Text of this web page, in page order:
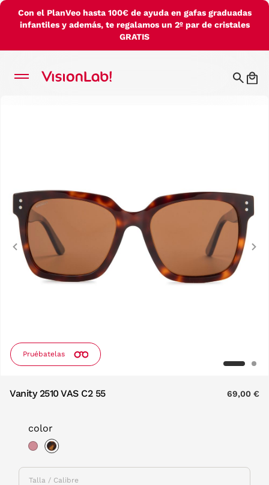
Con el PlanVeo hasta 100€ de ayuda en gafas graduadas
infantiles y además, te regalamos un 2º par de cristales
GRATIS
Pruébatelas
Previous
Vanity 2510 VAS C2 55 69,00 €
color
Talla / Calibre